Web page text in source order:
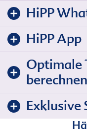
HiPP
HiPP App
Optimale
Exklusive